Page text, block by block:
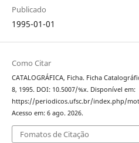
Publicado
1995-01-01
Como Citar
CATALOGRÁFICA, Ficha. Ficha
8, 1995. DOI: 10.5007/%x. Disponível em:
https://periodicos.ufsc.br/index.php/
Acesso em: 6 ago. 2026.
Fomatos de Citação